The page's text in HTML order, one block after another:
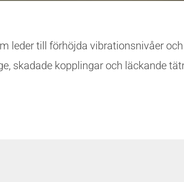
leder till förhöjda vibrationsnivåer
skadade kopplingar och läckande